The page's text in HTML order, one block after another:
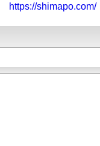
https://shimapo.com/